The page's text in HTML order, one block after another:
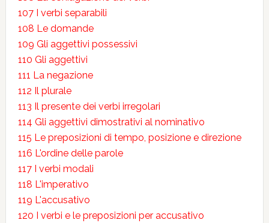
107 I verbi separabili
108 Le domande
109 Gli aggettivi possessivi
110 Gli aggettivi
111 La negazione
112 Il plurale
113 Il presente dei verbi irregolari
114 Gli aggettivi dimostrativi al nominativo
115 Le preposizioni di tempo, posizione e direzione
116 L'ordine delle parole
117 I verbi modali
118 L'imperativo
119 L'accusativo
120 I verbi e le preposizioni per accusativo